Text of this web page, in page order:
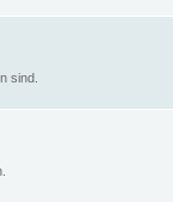
sind.